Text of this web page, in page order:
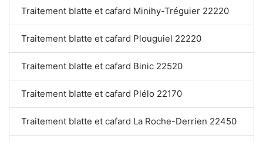
Traitement blatte et cafard Minihy-Tréguier 22220
Traitement blatte et cafard Plouguiel 22220
Traitement blatte et cafard Binic 22520
Traitement blatte et cafard Plélo 22170
Traitement blatte et cafard La Roche-Derrien 22450